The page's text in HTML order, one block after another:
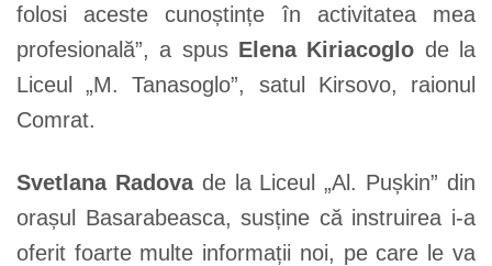
folosi aceste cunoștințe în activitatea mea
profesională”, a spus Elena Kiriacoglo de la
Liceul „M. Tanasoglo”, satul Kirsovo, raionul
Comrat.
Svetlana Radovade la Liceul „Al. Pușkin” din
orașul Basarabeasca, susține că instruirea i-a
oferit foarte multe informații noi, pe care le va